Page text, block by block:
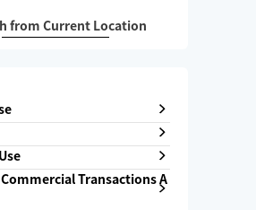
from Current Location
Transactions A